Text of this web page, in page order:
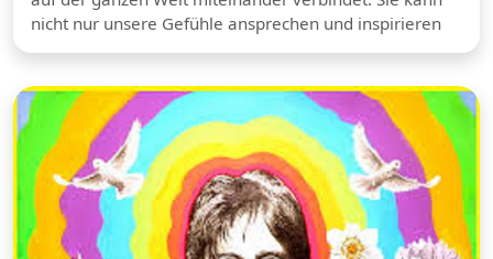
nicht nur unsere Gefühle ansprechen und inspirieren